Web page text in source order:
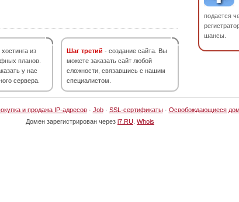
хостинга из
планов.
у нас
сервера.
Шаг третий - создание сайта. Вы
можете заказать сайт любой
сложности, связавшись с нашим
специалистом.
подается
шансы.
и продажа IP-адресов· Job· SSL-сертификаты· Освобождающиеся
Домен зарегистрирован через i7.RU Whois